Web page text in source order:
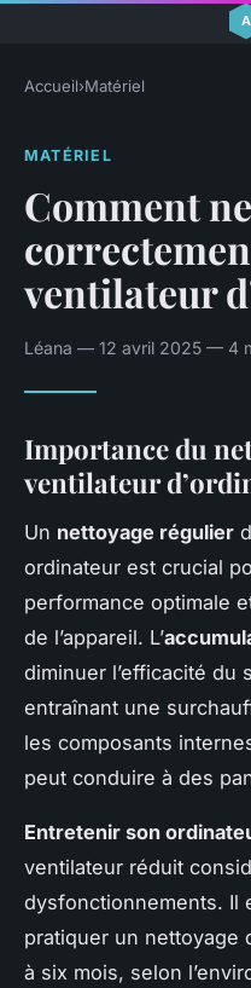
Accueil›Matériel
MATÉRIEL
Comment
ventilateur
Léana — 12 avril 2025 — 4
Importance du
ventilateur
Un nettoyage régulier
ordinateur est crucial
performance optimale
de l’appareil. L’
diminuer l’efficacité du
entraînant une
les composants
peut conduire à des
Entretenir son
ventilateur réduit
dysfonctionnements. Il
pratiquer un nettoyage
à six mois, selon